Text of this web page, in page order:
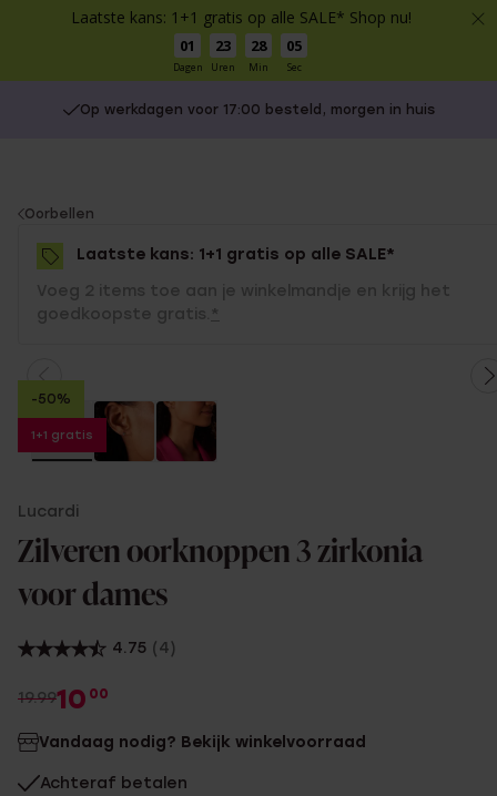
Laatste kans: 1+1 gratis op alle SALE* Shop nu!
01
Dagen
23
Uren
28
Min
05
Sec
Op werkdagen voor 17:00 besteld, morgen in huis
You
are
here:
Oorbellen
Laatste kans: 1+1 gratis op alle SALE*
Voeg 2 items toe aan je winkelmandje en krijg het
goedkoopste gratis. *
-50%
1+1 gratis
Lucardi
Zilveren oorknoppen 3 zirkonia
voor dames
4.75 (4)
19.9910 00
Vandaag nodig? Bekijk winkelvoorraad
Achteraf betalen